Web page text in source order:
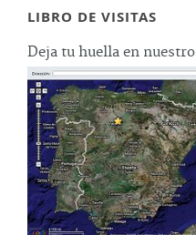
LIBRO DE VISITAS
Deja tu huella en